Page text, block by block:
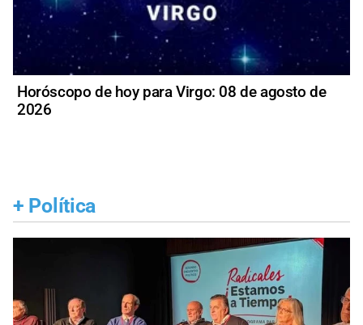
Horóscopo de hoy para Virgo: 08 de agosto de
2026
+ Política